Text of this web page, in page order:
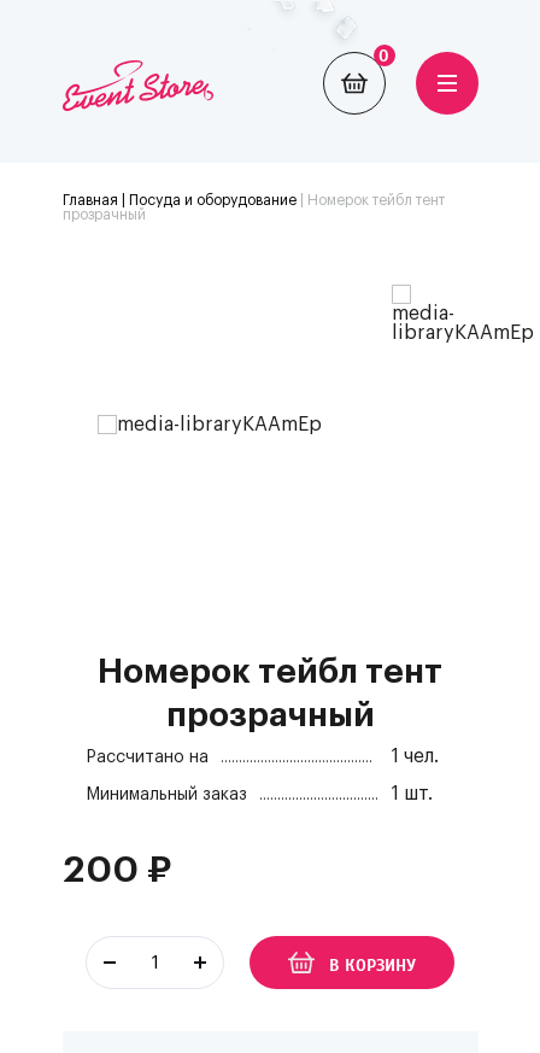
0
Главная | Посуда и оборудование|
Номерок тейбл тент
прозрачный
Номерок тейбл тент
прозрачный
Рассчитано на 1 чел.
Минимальный заказ 1 шт.
200 ₽
В КОРЗИНУ